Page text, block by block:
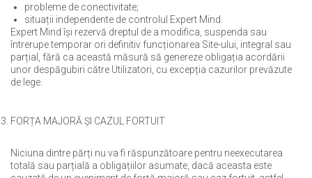
probleme de conectivitate;
situații independente de controlul Expert Mind.
Expert Mind își rezervă dreptul de a modifica, suspenda sau
întrerupe temporar ori definitiv funcționarea Site-ului, integral sau
parțial, fără ca această măsură să genereze obligația acordării
unor despăgubiri către Utilizatori, cu excepția cazurilor prevăzute
de lege.
FORȚA MAJORĂ ȘI CAZUL FORTUIT
Niciuna dintre părți nu va fi răspunzătoare pentru neexecutarea
totală sau parțială a obligațiilor asumate, dacă aceasta este